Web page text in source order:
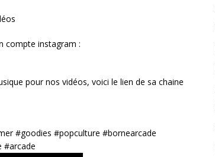
compte instagram :
pour nos vidéos, voici le lien de sa chaine
#goodies #popculture #bornearcade
#arcade